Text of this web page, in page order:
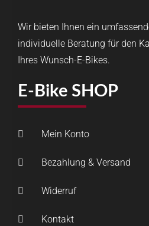
Wir bieten Ihnen ein
individuelle Beratung für den
Ihres Wunsch-E-Bikes.
E-Bike SHOP
Mein Konto
Bezahlung & Versand
Widerruf
Kontakt